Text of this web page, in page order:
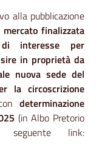
alla pubblicazione
finalizzata
interesse per
in proprietà da
nuova sede del
la circoscrizione
determinazione
(in Albo Pretorio
link: